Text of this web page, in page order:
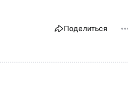
Поделиться